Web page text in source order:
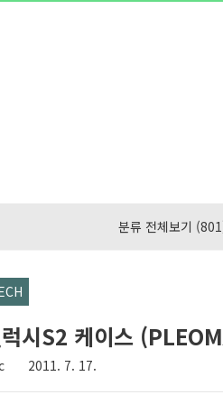
분류 전체보기
시S2 케이스
2011. 7. 17.